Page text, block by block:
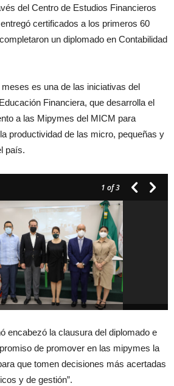
del Centro de Estudios Financieros
certificados a los primeros 60
un diplomado en Contabilidad
es una de las iniciativas del
Financiera, que desarrolla el
a las Mipymes del MICM para
productividad de las micro, pequeñas y
país.
1 of 3
encabezó la clausura del diplomado e
de promover en las mipymes la
que tomen decisiones más acertadas
y de gestión”.